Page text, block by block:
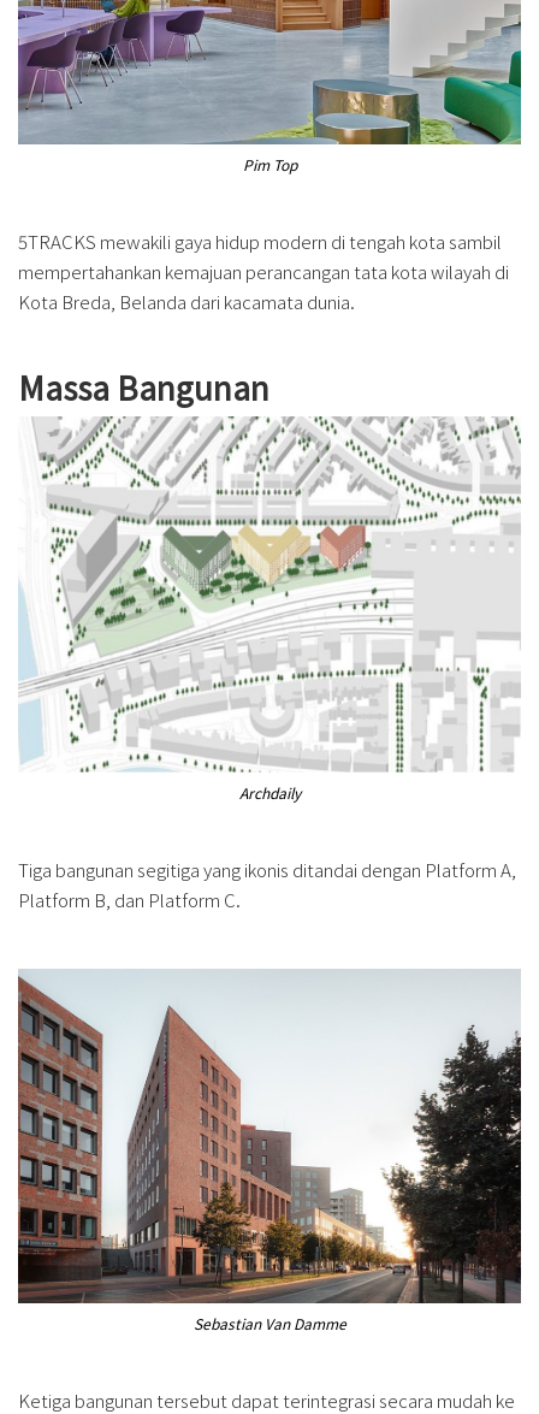
Pim Top
5TRACKS mewakili gaya hidup modern di tengah kota sambil
mempertahankan kemajuan perancangan tata kota wilayah di
Kota Breda, Belanda dari kacamata dunia.
Massa Bangunan
Archdaily
Tiga bangunan segitiga yang ikonis ditandai dengan Platform A,
Platform B, dan Platform C.
Sebastian Van Damme
Ketiga bangunan tersebut dapat terintegrasi secara mudah ke